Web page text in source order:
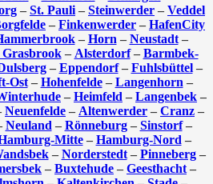
– St. Pauli – Steinwerder – Veddel
– Finkenwerder – HafenCity
– Horn – Neustadt–
– Alsterdorf– Barmbek-
– Eppendorf– Fuhlsbüttel–
Ost– Hohenfelde– Langenhorn –
– Heimfeld – Langenbek –
Neuenfelde – Altenwerder – Cranz –
Neuland – Rönneburg– Sinstorf–
Mitte– Hamburg-Nord –
– Norderstedt– Pinneberg–
– Buxtehude – Geesthacht –